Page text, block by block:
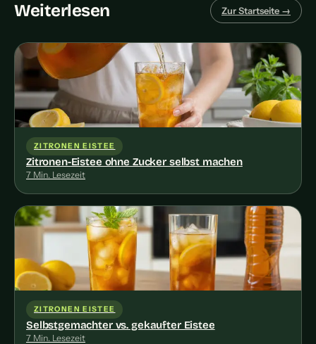
Weiterlesen Zur Startseite →
ZITRONEN EISTEE
Zitronen-Eistee ohne Zucker selbst machen
7 Min. Lesezeit
ZITRONEN EISTEE
Selbstgemachter vs. gekaufter Eistee
7 Min. Lesezeit